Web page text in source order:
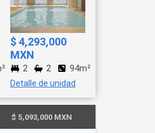
$ 4,293,000
MXN
2 2 94m²
Detalle de unidad
$ 5,093,000 MXN